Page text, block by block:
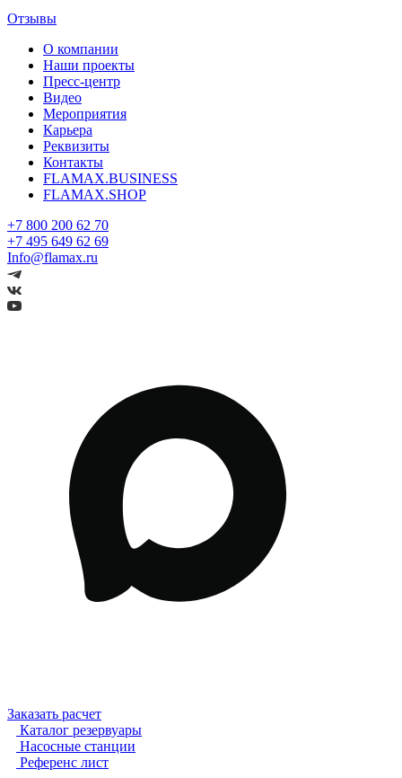
Отзывы
О компании
Наши проекты
Пресс-центр
Видео
Мероприятия
Карьера
Реквизиты
Контакты
FLAMAX.BUSINESS
FLAMAX.SHOP
+7 800 200 62 70
+7 495 649 62 69
Info@flamax.ru
Заказать расчет
Каталог резервуары
Насосные станции
Референс лист